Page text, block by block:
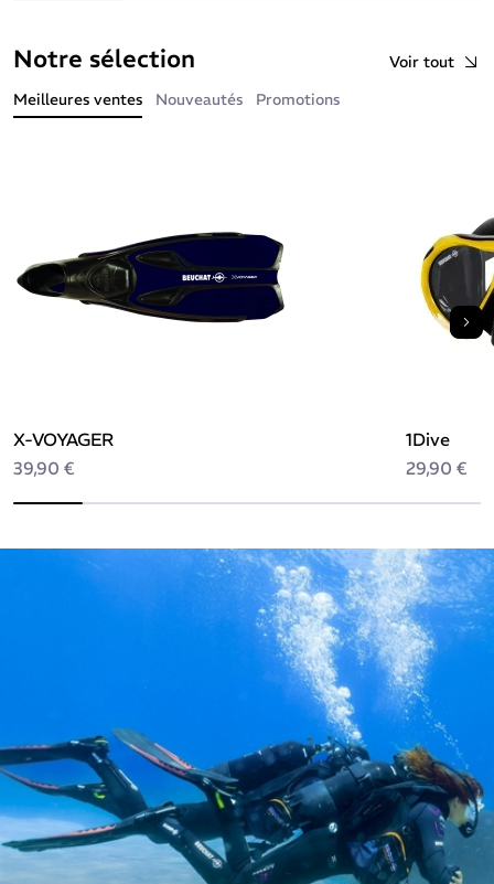
Notre sélection
Voir tout
Meilleures ventes
Nouveautés Promotions
X-VOYAGER
39,90 €
1Dive
29,90 €